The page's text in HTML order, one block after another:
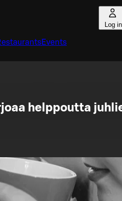
Log in
Events
helppoutta